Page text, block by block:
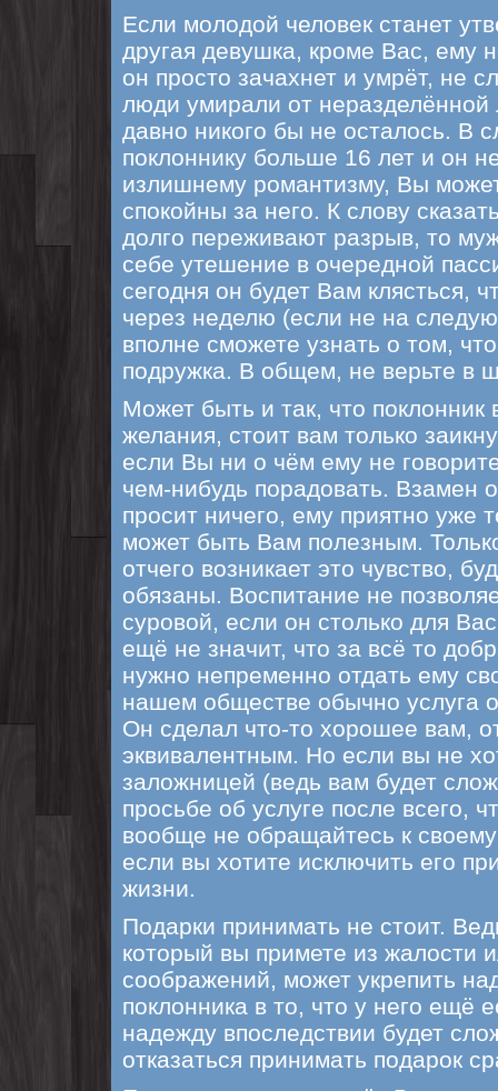
Если молодой человек станет
другая девушка, кроме Вас, ему
он просто зачахнет и умрёт, не
люди умирали от
давно никого бы не осталось. В
поклоннику больше 16 лет и он
излишнему романтизму, Вы
спокойны за него. К слову
долго переживают разрыв, то
себе утешение в очередной
сегодня он будет Вам клясться,
через неделю (если не на
вполне сможете узнать о том,
подружка. В общем, не верьте в
Может быть и так, что
желания, стоит вам только
если Вы ни о чём ему не
чем-нибудь порадовать. Взамен
просит ничего, ему приятно уже
может быть Вам полезным.
отчего возникает это чувство,
обязаны. Воспитание не
суровой, если он столько для
ещё не значит, что за всё то
нужно непременно отдать ему
нашем обществе обычно услуга
Он сделал что-то хорошее вам,
эквивалентным. Но если вы не
заложницей (ведь вам будет
просьбе об услуге после всего,
вообще не обращайтесь к
если вы хотите исключить его
жизни.
Подарки принимать не стоит.
который вы примете из жалости
соображений, может укрепить
поклонника в то, что у него ещё
надежду впоследствии будет
отказаться принимать подарок